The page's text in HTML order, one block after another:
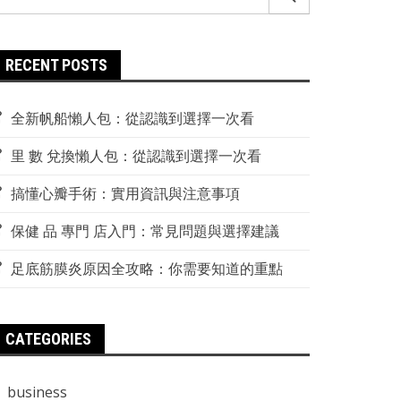
RECENT POSTS
全新帆船懶人包：從認識到選擇一次看
里 數 兌換懶人包：從認識到選擇一次看
搞懂心瓣手術：實用資訊與注意事項
保健 品 專門 店入門：常見問題與選擇建議
足底筋膜炎原因全攻略：你需要知道的重點
CATEGORIES
business